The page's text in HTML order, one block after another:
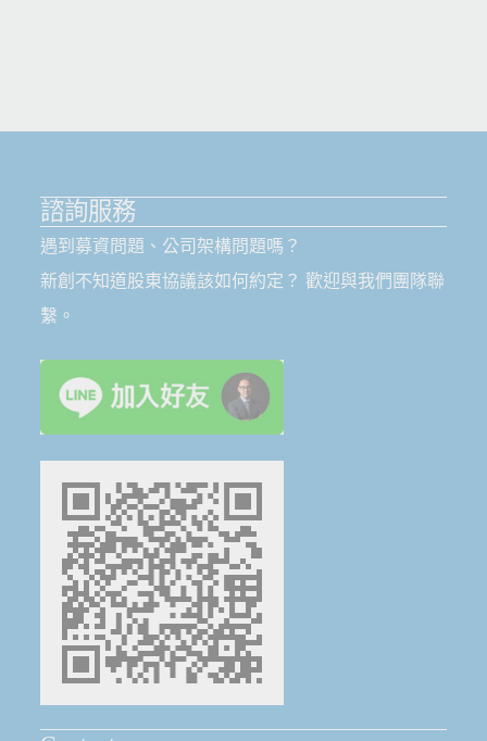
諮詢服務
遇到募資問題、公司架構問題嗎？
新創不知道股東協議該如何約定？ 歡迎與我們團隊聯
繫。